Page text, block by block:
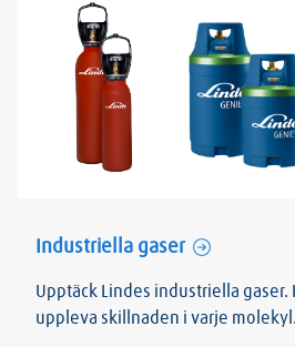
Industriella gaser
Upptäck Lindes industriella gaser.
uppleva skillnaden i varje molekyl.